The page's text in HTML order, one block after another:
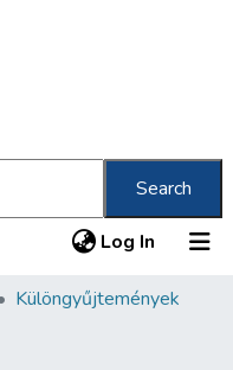
Search
Log In (current)
Különgyűjtemények